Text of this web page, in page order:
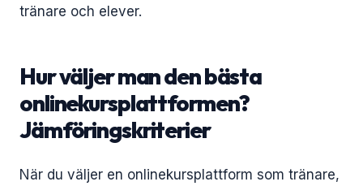
tränare och elever.
Hur väljer man den bästa
onlinekursplattformen?
Jämföringskriterier
När du väljer en onlinekursplattform som tränare,